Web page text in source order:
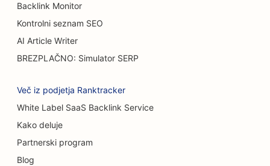
SEO za restavracije s priložnostno prehrano
SEO za prodajalne preprog in talnih oblog
SEO za avtopralnice
SEO za samopostrežne restavracije
Backlink Monitor
Kontrolni seznam SEO
AI Article Writer
BREZPLAČNO: Simulator SERP
Več iz podjetja Ranktracker
White Label SaaS Backlink Service
Kako deluje
Partnerski program
Blog